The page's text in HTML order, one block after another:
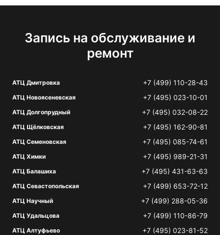
Запись на обслуживание и
ремонт
АТЦ Дмитровка +7 (499) 110-28-43
АТЦ Новоясеневская +7 (495) 023-10-01
АТЦ Долгопрудный +7 (495) 032-08-22
АТЦ Щёлковская +7 (495) 162-90-81
АТЦ Семеновская +7 (495) 085-74-61
АТЦ Химки +7 (495) 989-21-31
АТЦ Балашиха +7 (495) 431-63-63
АТЦ Севастопольская +7 (499) 653-72-12
АТЦ Научный +7 (499) 288-05-36
АТЦ Удальцова +7 (499) 110-86-79
АТЦ Алтуфьево +7 (495) 023-81-52